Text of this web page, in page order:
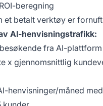
beregning
et betalt verktøy er
AI-henvisningstrafikk:
fra AI-
x gjennomsnittlig
henvisninger/måned